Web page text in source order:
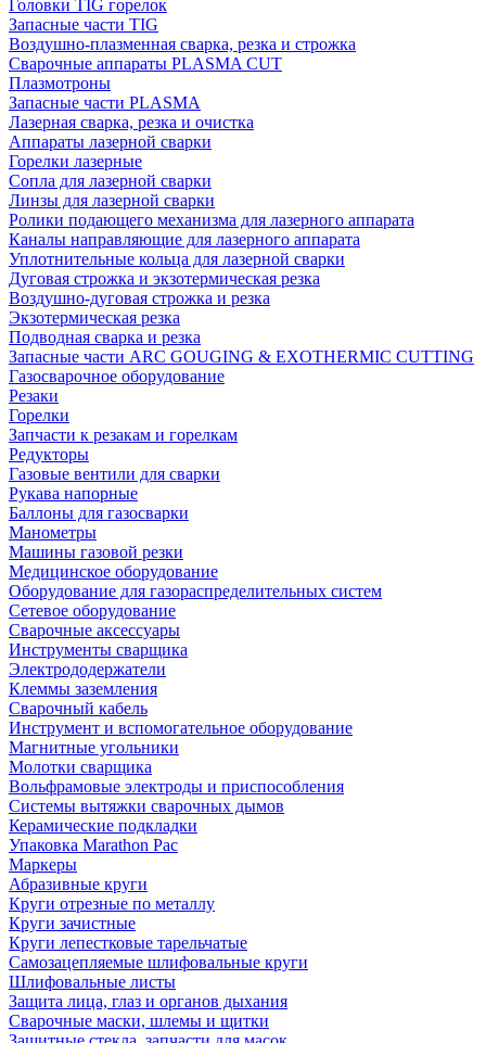
Головки TIG горелок
Запасные части TIG
Воздушно-плазменная сварка, резка и строжка
Сварочные аппараты PLASMA CUT
Плазмотроны
Запасные части PLASMA
Лазерная сварка, резка и очистка
Аппараты лазерной сварки
Горелки лазерные
Сопла для лазерной сварки
Линзы для лазерной сварки
Ролики подающего механизма для лазерного аппарата
Каналы направляющие для лазерного аппарата
Уплотнительные кольца для лазерной сварки
Дуговая строжка и экзотермическая резка
Воздушно-дуговая строжка и резка
Экзотермическая резка
Подводная сварка и резка
Запасные части ARC GOUGING & EXOTHERMIC CUTTING
Газосварочное оборудование
Резаки
Горелки
Запчасти к резакам и горелкам
Редукторы
Газовые вентили для сварки
Рукава напорные
Баллоны для газосварки
Манометры
Машины газовой резки
Медицинское оборудование
Оборудование для газораспределительных систем
Сетевое оборудование
Сварочные аксессуары
Инструменты сварщика
Электрододержатели
Клеммы заземления
Сварочный кабель
Инструмент и вспомогательное оборудование
Магнитные угольники
Молотки сварщика
Вольфрамовые электроды и приспособления
Системы вытяжки сварочных дымов
Керамические подкладки
Упаковка Marathon Pac
Маркеры
Абразивные круги
Круги отрезные по металлу
Круги зачистные
Круги лепестковые тарельчатые
Самозацепляемые шлифовальные круги
Шлифовальные листы
Защита лица, глаз и органов дыхания
Сварочные маски, шлемы и щитки